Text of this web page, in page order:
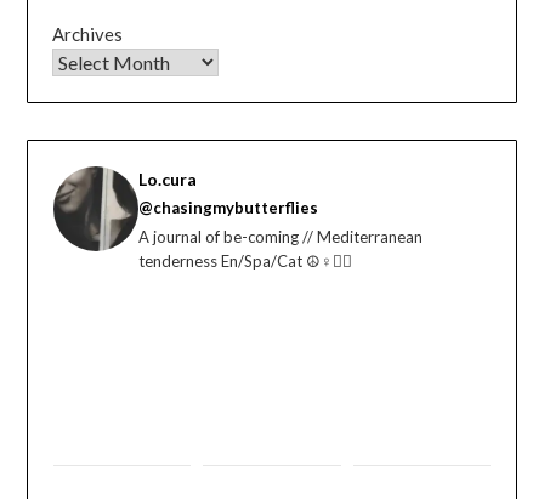
Archives
Lo.cura
@chasingmybutterflies
A journal of be-coming // Mediterranean
tenderness En/Spa/Cat ☮️♀️🏳️‍🌈